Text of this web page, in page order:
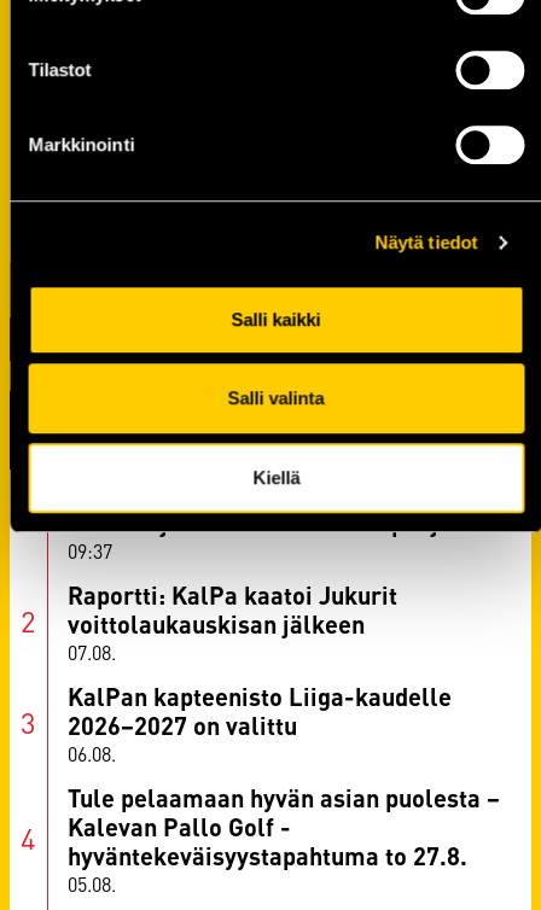
Tilastot
Markkinointi
Näytä tiedot
Salli kaikki
Salli valinta
Kiellä
TUOREIMMAT UUTISET
09:37
KalPalaiset jälleen mukana koulujen
alun suojatieturvallisuuskampanjassa
07.08.
Raportti: KalPa kaatoi Jukurit
voittolaukauskisan jälkeen
06.08.
KalPan kapteenisto Liiga-kaudelle
2026–2027 on valittu
05.08.
Tule pelaamaan hyvän asian puolesta –
Kalevan Pallo Golf -
hyväntekeväisyystapahtuma to 27.8.